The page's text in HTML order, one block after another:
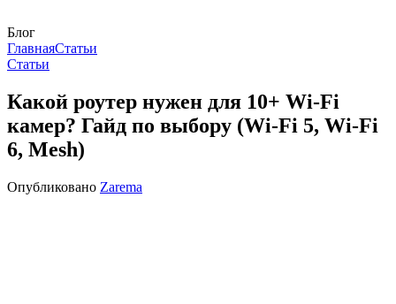
Блог
ГлавнаяСтатьи
Статьи
Какой роутер нужен для 10+ Wi-Fi
камер? Гайд по выбору (Wi-Fi 5, Wi-Fi
6, Mesh)
Опубликовано Zarema